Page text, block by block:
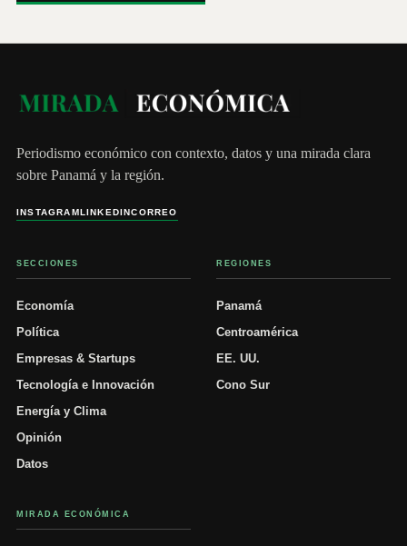
Periodismo económico con contexto, datos y una mirada clara
sobre Panamá y la región.
INSTAGRAMLINKEDINCORREO
SECCIONES
Economía
Política
Empresas & Startups
Tecnología e Innovación
Energía y Clima
Opinión
Datos
REGIONES
Panamá
Centroamérica
EE. UU.
Cono Sur
MIRADA ECONÓMICA